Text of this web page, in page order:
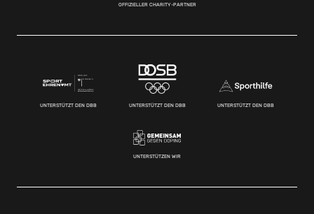
OFFIZIELLER CHARITY-PARTNER
UNTERSTÜTZT DEN DBB UNTERSTÜTZT DEN DBB UNTERSTÜTZT DEN DBB
UNTERSTÜTZEN WIR